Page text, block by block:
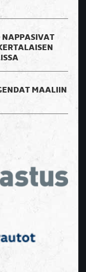
NAPPASIVAT
MAALIIN